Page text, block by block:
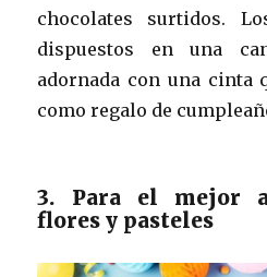
chocolates surtidos.
dispuestos en una
adornada con una cinta
como regalo de
3. Para el mejor
flores y pasteles